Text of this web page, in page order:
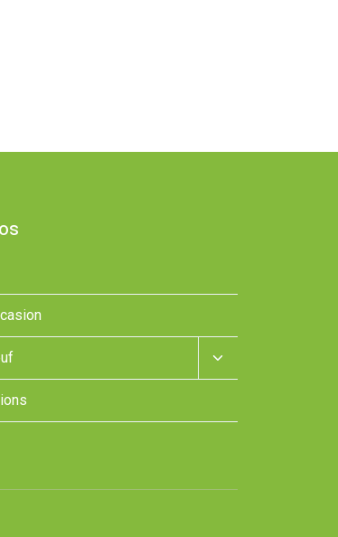
Ouvrir/fermer